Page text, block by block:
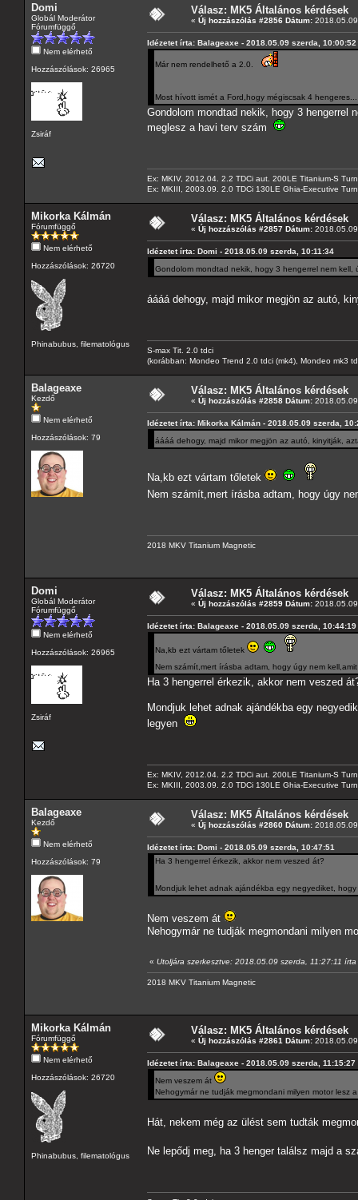
Domi
Globál Moderátor
Fórumfüggő
Nem elérhető
Hozzászólások: 26965
Zsiráf
Válasz: MK5 Általános kérdések
« Új hozzászólás #2856 Dátum:
Idézetet írta: Balageaxe - 2018.05.09 szerda, 10:00:52
Már nem rendelhető a 2.0.
Most hívott ismét a Ford,hogy mégiscsak 4
Gondolom mondtad nekik, hogy 3 hengerrel
meglesz a havi terv szám
Ex: MKIV, 2012.04. 2.2 TDCi aut. 200LE Titanium-S
Ex: MKIII, 2003.09. 2.0 TDCi 130LE Ghia-Executive
Mikorka Kálmán
Fórumfüggő
Nem elérhető
Hozzászólások: 26720
Phinabubus, filematológus
Válasz: MK5 Általános kérdések
« Új hozzászólás #2857 Dátum:
Idézetet írta: Domi - 2018.05.09 szerda, 10:11:34
Gondolom mondtad nekik, hogy 3 hengerrel nem
áááá dehogy, majd mikor megjön az autó,
S-max Tit. 2.0 tdci
(korábban: Mondeo Trend 2.0 tdci (mk4), Mondeo mk3
Balageaxe
Kezdő
Nem elérhető
Hozzászólások: 79
Válasz: MK5 Általános kérdések
« Új hozzászólás #2858 Dátum:
Idézetet írta: Mikorka Kálmán - 2018.05.09 szerda,
áááá dehogy, majd mikor megjön az autó, kinyitják,
Na,kb ezt vártam tőletek
Nem számít,mert írásba adtam, hogy úgy
2018 MKV Titanium Magnetic
Domi
Globál Moderátor
Fórumfüggő
Nem elérhető
Hozzászólások: 26965
Zsiráf
Válasz: MK5 Általános kérdések
« Új hozzászólás #2859 Dátum:
Idézetet írta: Balageaxe - 2018.05.09 szerda, 10:44:19
Na,kb ezt vártam tőletek
Nem számít,mert írásba adtam, hogy úgy nem
Ha 3 hengerrel érkezik, akkor nem veszed
Mondjuk lehet adnak ajándékba egy
legyen
Ex: MKIV, 2012.04. 2.2 TDCi aut. 200LE Titanium-S
Ex: MKIII, 2003.09. 2.0 TDCi 130LE Ghia-Executive
Balageaxe
Kezdő
Nem elérhető
Hozzászólások: 79
Válasz: MK5 Általános kérdések
« Új hozzászólás #2860 Dátum:
Idézetet írta: Domi - 2018.05.09 szerda, 10:47:51
Ha 3 hengerrel érkezik, akkor nem veszed át?
Mondjuk lehet adnak ajándékba egy negyediket,
Nem veszem át
Nehogymár ne tudják megmondani milyen
« Utoljára szerkesztve: 2018.05.09 szerda, 11:27:11
2018 MKV Titanium Magnetic
Mikorka Kálmán
Fórumfüggő
Nem elérhető
Hozzászólások: 26720
Phinabubus, filematológus
Válasz: MK5 Általános kérdések
« Új hozzászólás #2861 Dátum:
Idézetet írta: Balageaxe - 2018.05.09 szerda, 11:15:27
Nem veszem át
Nehogymár ne tudják megmondani milyen motor lesz
Hát, nekem még az ülést sem tudták
Ne lepődj meg, ha 3 henger találsz majd a